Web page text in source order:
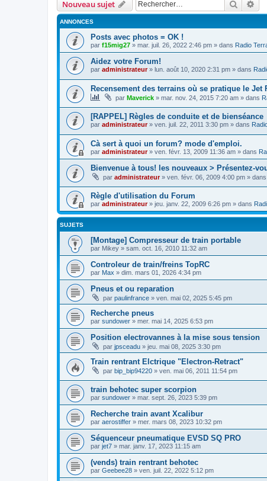
Nouveau sujet
ANNONCES
Posts avec photos = OK !
par f15mig27 » mar. juil. 26, 2022 2:46 pm » dans Radio
Aidez votre Forum!
par administrateur» lun. août 10, 2020 2:31 pm » dans
Recensement des terrains où se pratique le Jet
par Maverick » mar. nov. 24, 2015 7:20 am » dans
[RAPPEL] Règles de conduite et de bienséance
par administrateur» ven. juil. 22, 2011 3:30 pm » dans
Cà sert à quoi un forum? mode d'emploi.
par administrateur» ven. févr. 13, 2009 11:36 am » dans
Bienvenue à tous! les nouveaux > Présentez-
par administrateur» ven. févr. 06, 2009 4:00 pm » dans
Règle d'utilisation du Forum
par administrateur» jeu. janv. 22, 2009 6:26 pm » dans
SUJETS
[Montage] Compresseur de train portable
par Mikey » sam. oct. 16, 2010 11:32 am
Controleur de train/freins TopRC
par Max » dim. mars 01, 2026 4:34 pm
Pneus et ou reparation
par paulinfrance » ven. mai 02, 2025 5:45 pm
Recherche pneus
par sundower » mer. mai 14, 2025 6:53 pm
Position electrovannes à la mise sous tension
par jpsceadu » jeu. mai 08, 2025 3:30 pm
Train rentrant Elctrique "Electron-Retract"
par bip_bip94220 » ven. mai 06, 2011 11:54 pm
train behotec super scorpion
par sundower » mar. sept. 26, 2023 5:39 pm
Recherche train avant Xcalibur
par aerostiffer » mer. mars 08, 2023 10:32 pm
Séquenceur pneumatique EVSD SQ PRO
par jet7 » mar. janv. 17, 2023 11:15 am
(vends) train rentrant behotec
par Geebee28 » ven. juil. 22, 2022 5:12 pm